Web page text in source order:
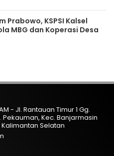
Prabowo, KSPSI Kalsel
MBG dan Koperasi Desa
- Jl. Rantauan Timur 1 Gg.
Pekauman, Kec. Banjarmasin
Selatan